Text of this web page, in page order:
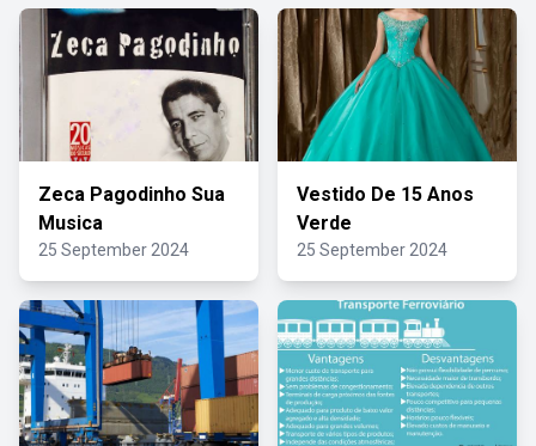
Zeca Pagodinho Sua
Musica
25 September 2024
Vestido De 15 Anos
Verde
25 September 2024